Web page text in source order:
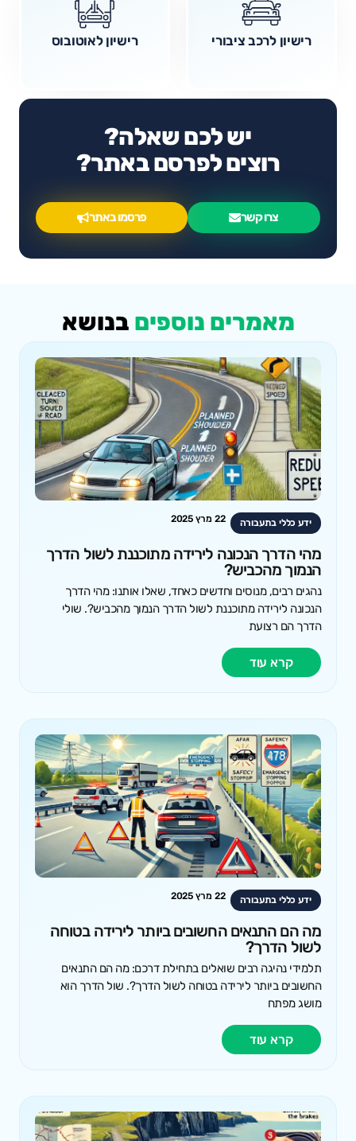
רישיון לרכב ציבורי רישיון לאוטובוס
יש לכם שאלה?
רוצים לפרסם באתר?
צרו קשר פרסמו באתר
מאמרים נוספים בנושא
ידע כללי בתעבורה 22 מרץ 2025
מהי הדרך הנכונה לירידה מתוכננת לשול הדרך
הנמוך מהכביש?
נהגים רבים, מנוסים וחדשים כאחד, שאלו אותנו: מהי הדרך
הנכונה לירידה מתוכננת לשול הדרך הנמוך מהכביש?. שולי
הדרך הם רצועת
קרא עוד
ידע כללי בתעבורה 22 מרץ 2025
מה הם התנאים החשובים ביותר לירידה בטוחה
לשול הדרך?
תלמידי נהיגה רבים שואלים בתחילת דרכם: מה הם התנאים
החשובים ביותר לירידה בטוחה לשול הדרך?. שול הדרך הוא
מושג מפתח
קרא עוד